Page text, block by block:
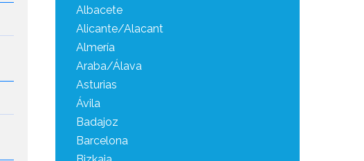
Albacete
Alicante/Alacant
Almería
Araba/Álava
Asturias
Ávila
Badajoz
Barcelona